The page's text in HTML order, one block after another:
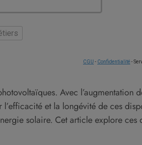
CGU - Confidentialité-
Avec l’augmentation
et la longévité de ces
solaire. Cet article explore ces